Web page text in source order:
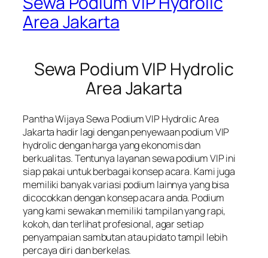
Area Jakarta
Sewa Podium VIP Hydrolic
Area Jakarta
Pantha Wijaya Sewa Podium VIP Hydrolic Area
Jakarta hadir lagi dengan penyewaan podium VIP
hydrolic dengan harga yang ekonomis dan
berkualitas. Tentunya layanan sewa podium VIP ini
siap pakai untuk berbagai konsep acara. Kami juga
memiliki banyak variasi podium lainnya yang bisa
dicocokkan dengan konsep acara anda. Podium
yang kami sewakan memiliki tampilan yang rapi,
kokoh, dan terlihat profesional, agar setiap
penyampaian sambutan atau pidato tampil lebih
percaya diri dan berkelas.